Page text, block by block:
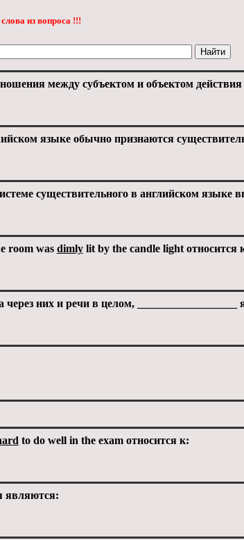
из вопроса !!!
между субъектом и объектом действия
языке обычно признаются
существительного в английском языке
room was dimlylit by the candle light относится
них и речи в целом, __________________
to do well in the exam относится к:
являются: